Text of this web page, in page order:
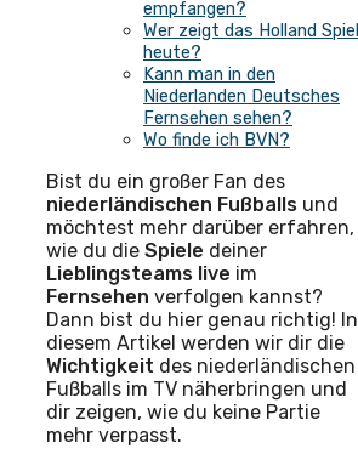
empfangen?
Wer zeigt das Holland Spiel
heute?
Kann man in den
Niederlanden Deutsches
Fernsehen sehen?
Wo finde ich BVN?
Bist du ein großer Fan des
niederländischen Fußballs und
möchtest mehr darüber erfahren,
wie du die Spiele deiner
Lieblingsteams live im
Fernsehen verfolgen kannst?
Dann bist du hier genau richtig! In
diesem Artikel werden wir dir die
Wichtigkeit des niederländischen
Fußballs im TV näherbringen und
dir zeigen, wie du keine Partie
mehr verpasst.